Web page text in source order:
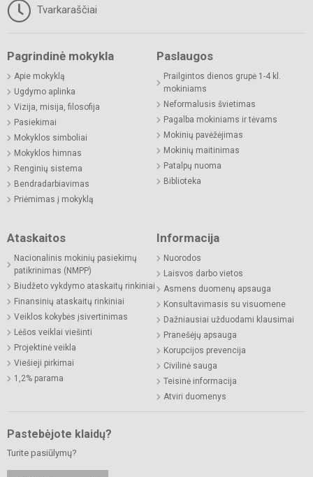
Tvarkaraščiai
Pagrindinė mokykla
Apie mokyklą
Ugdymo aplinka
Vizija, misija, filosofija
Pasiekimai
Mokyklos simboliai
Mokyklos himnas
Renginių sistema
Bendradarbiavimas
Priėmimas į mokyklą
Paslaugos
Prailgintos dienos grupė 1-4 kl.
mokiniams
Neformalusis švietimas
Pagalba mokiniams ir tėvams
Mokinių pavėžėjimas
Mokinių maitinimas
Patalpų nuoma
Biblioteka
Ataskaitos
Nacionalinis mokinių pasiekimų
patikrinimas (NMPP)
Biudžeto vykdymo ataskaitų rinkiniai
Finansinių ataskaitų rinkiniai
Veiklos kokybės įsivertinimas
Lėšos veiklai viešinti
Projektinė veikla
Viešieji pirkimai
1,2% parama
Informacija
Nuorodos
Laisvos darbo vietos
Asmens duomenų apsauga
Konsultavimasis su visuomene
Dažniausiai užduodami klausimai
Pranešėjų apsauga
Korupcijos prevencija
Civilinė sauga
Teisinė informacija
Atviri duomenys
Pastebėjote klaidų?
Turite pasiūlymų?